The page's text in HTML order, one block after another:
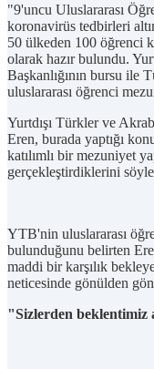
"9'uncu Uluslararası
koronavirüs tedbirleri
50 ülkeden 100 öğrenci
olarak hazır bulundu.
Başkanlığının bursu ile
uluslararası öğrenci
Yurtdışı Türkler ve
Eren, burada yaptığı
katılımlı bir mezuniyet
gerçekleştirdiklerini
YTB'nin uluslararası
bulunduğunu belirten
maddi bir karşılık
neticesinde gönülden
"Sizlerden beklentimiz